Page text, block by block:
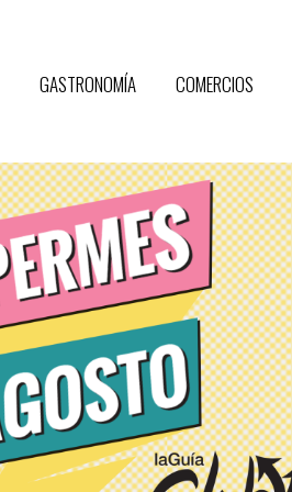
GASTRONOMÍA COMERCIOS